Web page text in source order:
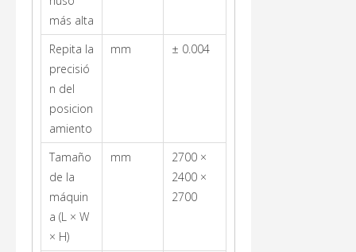
más alta
Repita la
precisió
n del
posicion
amiento
mm ± 0.004
Tamaño
de la
máquin
a (L × W
× H)
mm
2700 ×
2400 ×
2700